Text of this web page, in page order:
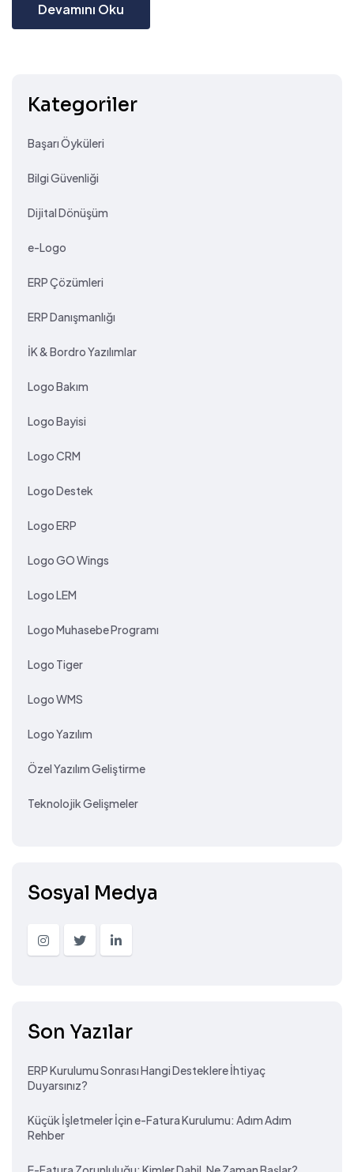
Devamını Oku
Kategoriler
Başarı Öyküleri
Bilgi Güvenliği
Dijital Dönüşüm
e-Logo
ERP Çözümleri
ERP Danışmanlığı
İK & Bordro Yazılımlar
Logo Bakım
Logo Bayisi
Logo CRM
Logo Destek
Logo ERP
Logo GO Wings
Logo LEM
Logo Muhasebe Programı
Logo Tiger
Logo WMS
Logo Yazılım
Özel Yazılım Geliştirme
Teknolojik Gelişmeler
Sosyal Medya
Son Yazılar
ERP Kurulumu Sonrası Hangi Desteklere İhtiyaç
Duyarsınız?
Küçük İşletmeler İçin e-Fatura Kurulumu: Adım Adım
Rehber